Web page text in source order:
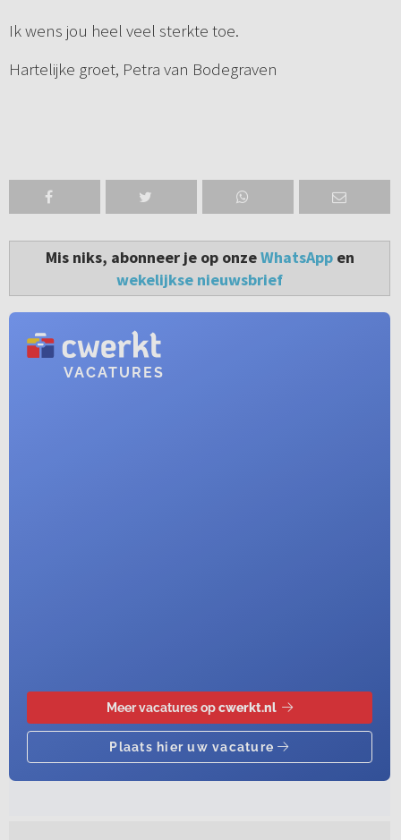
Ik wens jou heel veel sterkte toe.
Hartelijke groet, Petra van Bodegraven
Mis niks, abonneer je op onzeWhatsAppen
wekelijkse nieuwsbrief